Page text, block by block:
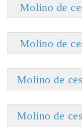
Molino de
Molino de
Molino de
Molino de